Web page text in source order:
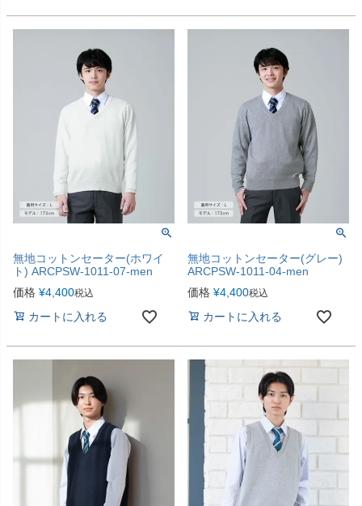
無地コットンセーター(ホワイ
ト) ARCPSW-1011-07-men
価格 ¥4,400税込
カートに入れる
無地コットンセーター(グレー)
ARCPSW-1011-04-men
価格 ¥4,400税込
カートに入れる